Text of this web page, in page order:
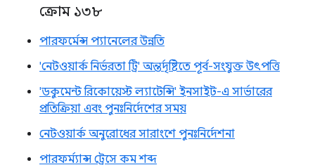
ক্রোম ১৩৮
পারফর্মেন্স প্যানেলের উন্নতি
'নেটওয়ার্ক নির্ভরতা ট্রি' অন্তর্দৃষ্টিতে পূর্ব-সংযুক্ত উৎপত্তি
'ডকুমেন্ট রিকোয়েস্ট ল্যাটেন্সি' ইনসাইট-এ সার্ভারের
প্রতিক্রিয়া এবং পুনঃনির্দেশের সময়
নেটওয়ার্ক অনুরোধের সারাংশে পুনঃনির্দেশনা
পারফর্ম্যান্স ট্রেসে কম শব্দ